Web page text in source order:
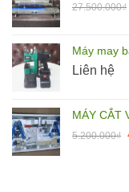
27.500.000₫
Máy may
Liên hệ
MÁY CẮT
5.200.000₫